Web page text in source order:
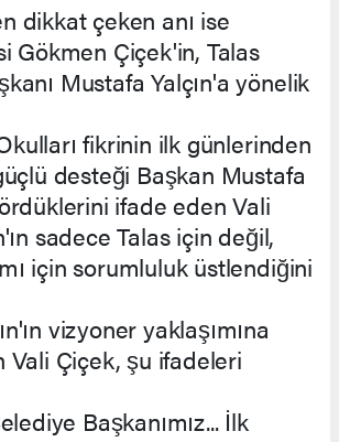
dikkat çeken anı ise
Gökmen Çiçek'in, Talas
Mustafa Yalçın'a yönelik
fikrinin ilk günlerinden
desteği Başkan Mustafa
ifade eden Vali
sadece Talas için değil,
için sorumluluk üstlendiğini
vizyoner yaklaşımına
Vali Çiçek, şu ifadeleri
Başkanımız... İlk